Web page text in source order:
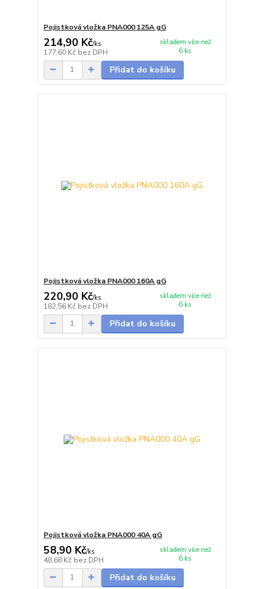
Pojistková vložka PNA000 125A gG
214,90 Kč/ks
177,60 Kč bez DPH
skladem více než
6 ks
Přidat do košíku
Pojistková vložka PNA000 160A gG
220,90 Kč/ks
182,56 Kč bez DPH
skladem více než
6 ks
Přidat do košíku
Pojistková vložka PNA000 40A gG
58,90 Kč/ks
48,68 Kč bez DPH
skladem více než
6 ks
Přidat do košíku